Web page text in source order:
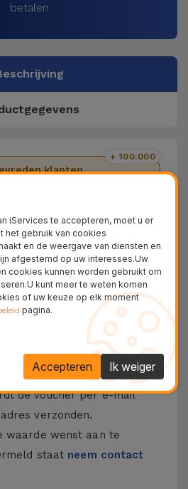
betalen
klanten
+ 100.000
Gratis Levering
van iServices
zijn een originele manier
aan te bieden. Met
u reparaties, accessoires en
de voucher per e-mail
verzonden.
waarde wenst aan te
staat neem contact
iServices te accepteren, moet u er
het gebruik van cookies
en de weergave van diensten en
afgestemd op uw interesses.Uw
cookies kunnen worden gebruikt om
kunt meer te weten komen
of uw keuze op elk moment
pagina.
Ik weiger
Accepteren